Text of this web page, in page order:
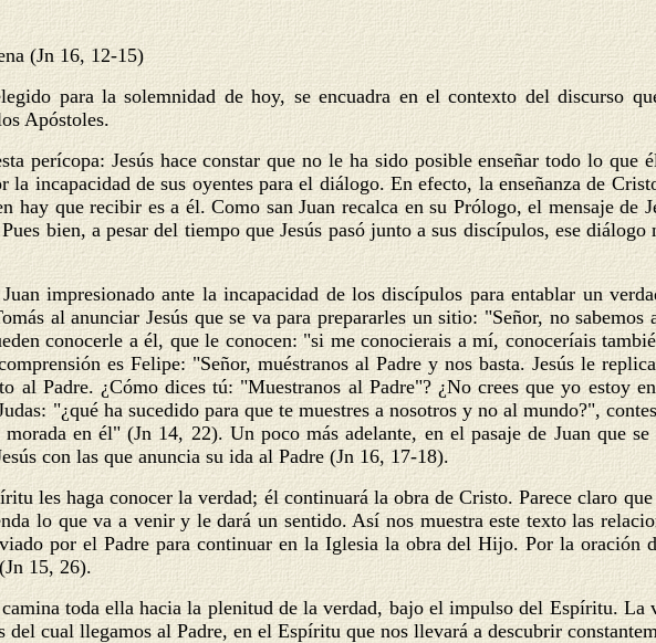
(Jn 16, 12-15)
para la solemnidad de hoy, se encuadra en el contexto del discurso
Apóstoles.
perícopa: Jesús hace constar que no le ha sido posible enseñar todo lo
incapacidad de sus oyentes para el diálogo. En efecto, la enseñanza de
hay que recibir es a él. Como san Juan recalca en su Prólogo, el mensaje de
bien, a pesar del tiempo que Jesús pasó junto a sus discípulos, ese
impresionado ante la incapacidad de los discípulos para entablar un
al anunciar Jesús que se va para prepararles un sitio: "Señor, no
conocerle a él, que le conocen: "si me conocierais a mí, conoceríais
es Felipe: "Señor, muéstranos al Padre y nos basta. Jesús le
al Padre. ¿Cómo dices tú: "Muestranos al Padre"? ¿No crees que yo estoy
"¿qué ha sucedido para que te muestres a nosotros y no al mundo?",
en él" (Jn 14, 22). Un poco más adelante, en el pasaje de Juan que
con las que anuncia su ida al Padre (Jn 16, 17-18).
les haga conocer la verdad; él continuará la obra de Cristo. Parece claro
lo que va a venir y le dará un sentido. Así nos muestra este texto las
por el Padre para continuar en la Iglesia la obra del Hijo. Por la oración
15, 26).
toda ella hacia la plenitud de la verdad, bajo el impulso del Espíritu.
cual llegamos al Padre, en el Espíritu que nos llevará a descubrir